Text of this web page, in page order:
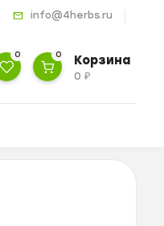
info@4herbs.ru
0 0 Корзина
0₽